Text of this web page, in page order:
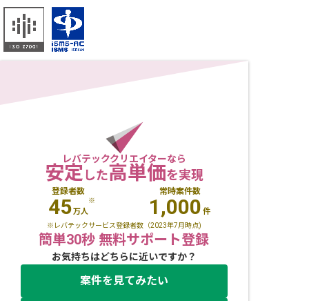
レバテッククリエイターなら
安定した高単価を実現
登録者数
45万人
※
常時案件数
1,000 件
※レバテックサービス登録者数（2023年7月時点)
簡単30秒 無料サポート登録
お気持ちはどちらに近いですか？
案件を見てみたい